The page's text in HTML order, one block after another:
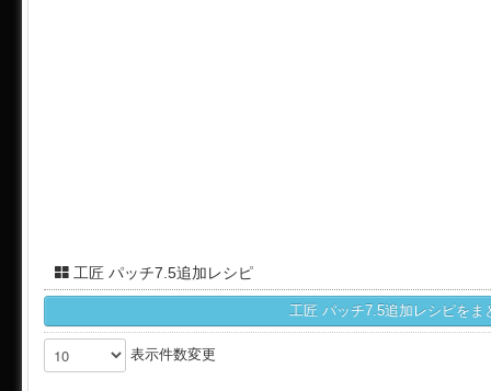
工匠 パッチ7.5追加レシピ
表示件数変更